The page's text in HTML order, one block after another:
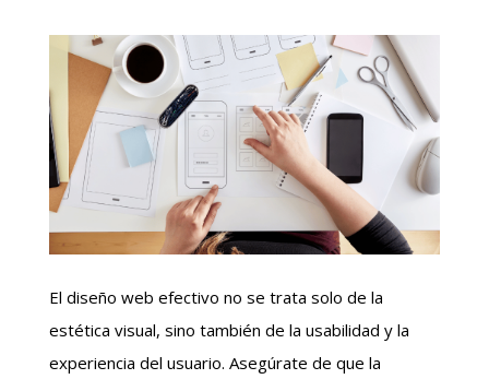
El diseño web efectivo no se trata solo de la
estética visual, sino también de la usabilidad y la
experiencia del usuario. Asegúrate de que la